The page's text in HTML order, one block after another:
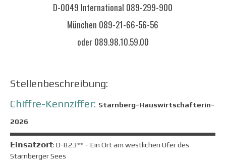
D-0049 International 089-299-900
München 089-21-66-56-56
oder 089.98.10.59.00
Stellenbeschreibung:
Chiffre-Kennziffer: Starnberg-Hauswirtschafterin-
2026
𝗘𝗶𝗻𝘀𝗮𝘁𝘇𝗼𝗿𝘁: D-823** – Ein Ort am westlichen Ufer des
Starnberger Sees